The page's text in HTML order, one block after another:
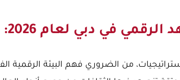
دبي لعام 2026: البيئة والجمهور
من الضروري فهم البيئة الرقمية